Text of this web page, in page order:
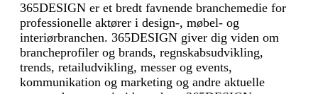
365DESIGN er et bredt favnende branchemedie for
professionelle aktører i design-, møbel- og
interiørbranchen. 365DESIGN giver dig viden om
brancheprofiler og brands, regnskabsudvikling,
trends, retailudvikling, messer og events,
kommunikation og marketing og andre aktuelle